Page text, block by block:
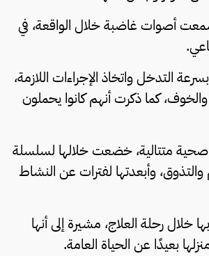
أصوات غاضبة خلال الواقعة، في
التدخل واتخاذ الإجراءات اللازمة،
كما ذكرت أنهم كانوا يحملون
متتالية، خضعت خلالها لسلسلة
وأبعدتها لفترات عن النشاط
رحلة العلاج، مشيرة إلى أنها
بعيدًا عن الحياة العامة.